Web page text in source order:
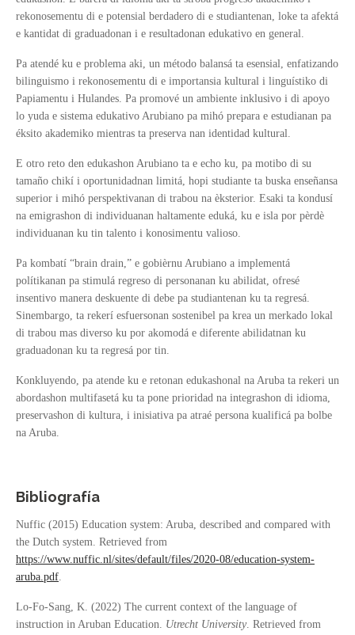
rekonosementu di e potensial berdadero di e studiantenan, loke ta afektá
e kantidat di graduadonan i e resultadonan edukativo en general.
Pa atendé ku e problema aki, un método balansá ta esensial, enfatizando
bilinguismo i rekonosementu di e importansia kultural i linguístiko di
Papiamentu i Hulandes. Pa promové un ambiente inklusivo i di apoyo
lo yuda e sistema edukativo Arubiano pa mihó prepara e estudianan pa
éksito akademiko mientras ta preserva nan identidad kultural.
E otro reto den edukashon Arubiano ta e echo ku, pa motibo di su
tamaño chikí i oportunidadnan limitá, hopi studiante ta buska enseñansa
superior i mihó perspektivanan di trabou na èksterior. Esaki ta kondusí
na emigrashon di individuanan haltamente eduká, ku e isla por pèrdè
individuanan ku tin talento i konosimentu valioso.
Pa kombatí “brain drain,” e gobièrnu Arubiano a implementá
polítikanan pa stimulá regreso di personanan ku abilidat, ofresé
insentivo manera deskuente di debe pa studiantenan ku ta regresá.
Sinembargo, ta rekerí esfuersonan sostenibel pa krea un merkado lokal
di trabou mas diverso ku por akomodá e diferente abilidatnan ku
graduadonan ku ta regresá por tin.
Konkluyendo, pa atende ku e retonan edukashonal na Aruba ta rekeri un
abordashon multifasetá ku ta pone prioridad na integrashon di idioma,
preservashon di kultura, i inisiativa pa atraé persona kualificá pa bolbe
na Aruba.
Bibliografía
Nuffic (2015) Education system: Aruba, described and compared with
the Dutch system. Retrieved from
https://www.nuffic.nl/sites/default/files/2020-08/education-system-
aruba.pdf.
Lo-Fo-Sang, K. (2022) The current context of the language of
instruction in Aruban Education. Utrecht University. Retrieved from